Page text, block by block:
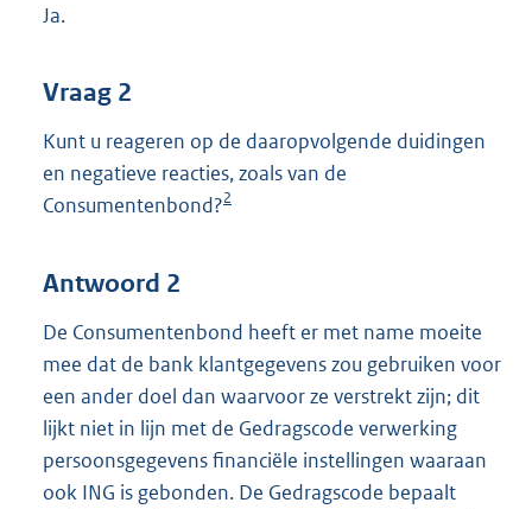
Ja.
Vraag 2
Kunt u reageren op de daaropvolgende duidingen
en negatieve reacties, zoals van de
Consumentenbond?2
Antwoord 2
De Consumentenbond heeft er met name moeite
mee dat de bank klantgegevens zou gebruiken voor
een ander doel dan waarvoor ze verstrekt zijn; dit
lijkt niet in lijn met de Gedragscode verwerking
persoonsgegevens financiële instellingen waaraan
ook ING is gebonden. De Gedragscode bepaalt